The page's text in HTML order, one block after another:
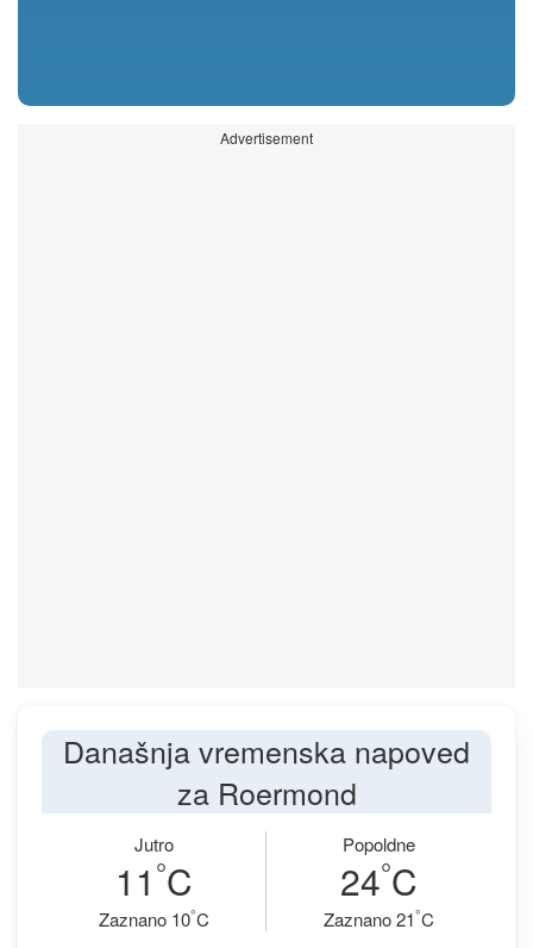
Advertisement
Današnja vremenska napoved
za Roermond
Jutro
11 °C
Zaznano 10°C
Popoldne
24°C
Zaznano 21°C